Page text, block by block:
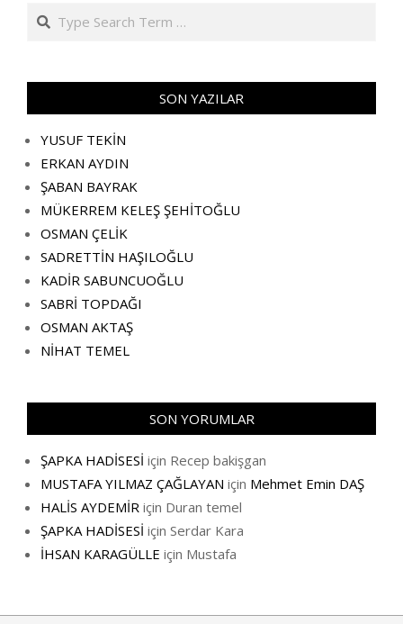
Search
SON YAZILAR
YUSUF TEKİN
ERKAN AYDIN
ŞABAN BAYRAK
MÜKERREM KELEŞ ŞEHİTOĞLU
OSMAN ÇELİK
SADRETTİN HAŞILOĞLU
KADİR SABUNCUOĞLU
SABRİ TOPDAĞI
OSMAN AKTAŞ
NİHAT TEMEL
SON YORUMLAR
ŞAPKA HADİSESİ için Recep bakişgan
MUSTAFA YILMAZ ÇAĞLAYAN için Mehmet Emin DAŞ
HALİS AYDEMİR için Duran temel
ŞAPKA HADİSESİ için Serdar Kara
İHSAN KARAGÜLLE için Mustafa